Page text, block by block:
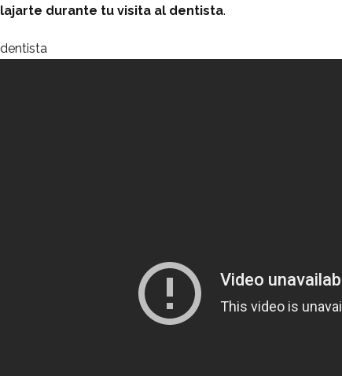
durante tu visita al dentista.